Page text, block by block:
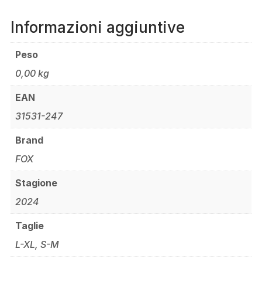
Informazioni aggiuntive
Peso
0,00 kg
EAN
31531-247
Brand
FOX
Stagione
2024
Taglie
L-XL, S-M